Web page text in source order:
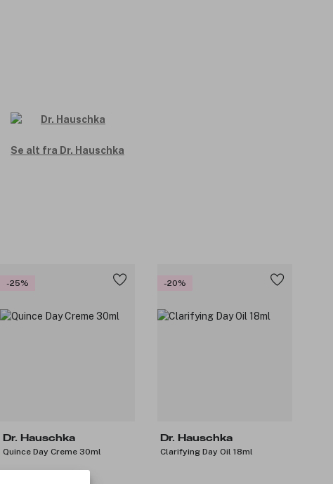
Se alt fra Dr. Hauschka
-25%
Dr. Hauschka
Quince Day Creme 30ml
-20%
Dr. Hauschka
Clarifying Day Oil 18ml